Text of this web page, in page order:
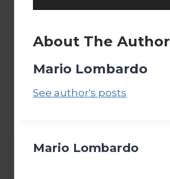
About The Author
Mario Lombardo
See author's posts
Mario Lombardo